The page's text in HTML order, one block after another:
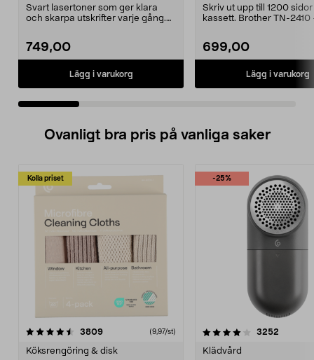
Svart lasertoner som ger klara
och skarpa utskrifter varje gång.
749,00
Lägg i varukorg
Skriv ut upp till 1200
kassett. Brother TN-2410
699,00
Lägg i varukorg
Ovanligt bra pris på vanliga saker
Kolla priset
3809recensioner (9,97/st)
Köksrengöring & disk
-25%
4.0av 5 stjärnor 3252
Klädvård
4.5av 5 stjärnor